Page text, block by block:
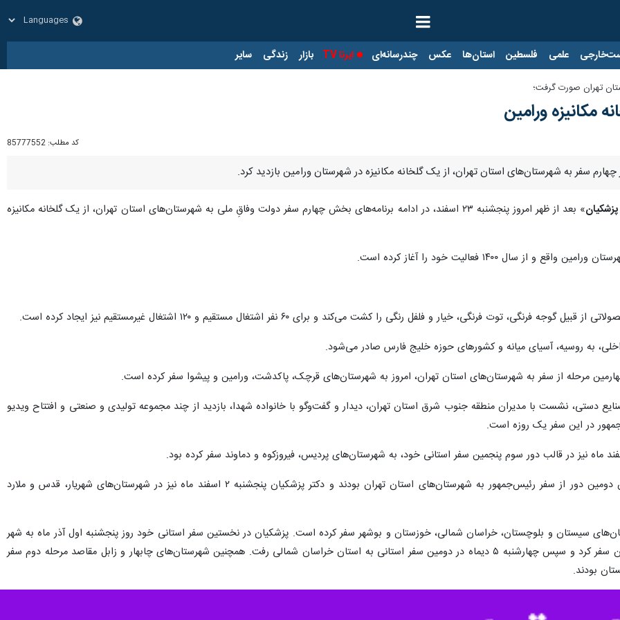
علمی فلسطین استان‌ها عکس چندرسانه‌ای ایرنا TV بازار زندگی سایر
تهران صورت گرفت؛
مکانیزه ورامین
کد مطلب: 85777552